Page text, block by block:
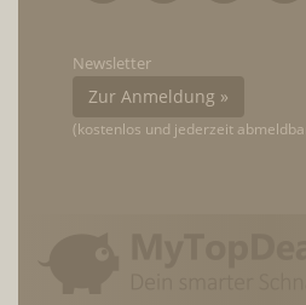
Newsletter
Zur Anmeldung »
(kostenlos und jederzeit